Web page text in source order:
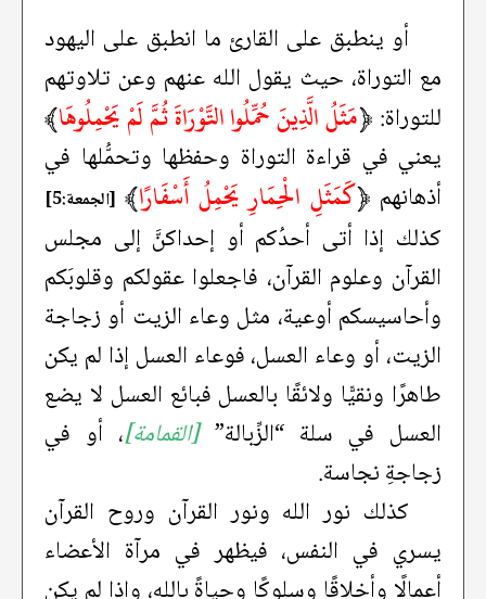
أو ينطبق على القارئ ما انطبق على اليهود
مع التوراة، حيث يقول الله عنهم وعن تلاوتهم
للتوراة: ﴿مَثَلُ الَّذِينَ حُمِّلُوا التَّوْرَاةَ ثُمَّ لَمْ يَحْمِلُوهَا﴾
يعني في قراءة التوراة وحفظها وتحمُّلها في
أذهانهم ﴿كَمَثَلِ الْحِمَارِ يَحْمِلُ أَسْفَارًا﴾ [الجمعة:5]
كذلك إذا أتى أحدُكم أو إحداكنَّ إلى مجلس
القرآن وعلوم القرآن، فاجعلوا عقولكم وقلوبَكم
وأحاسيسكم أوعية، مثل وعاء الزيت أو زجاجة
الزيت، أو وعاء العسل، فوعاء العسل إذا لم يكن
طاهرًا ونقيًّا ولائقًا بالعسل فبائع العسل لا يضع
العسل في سلة “الزِّبالة”[القمامة]، أو في
زجاجةِ نجاسة.
كذلك نور الله ونور القرآن وروح القرآن
يسري في النفس، فيظهر في مرآة الأعضاء